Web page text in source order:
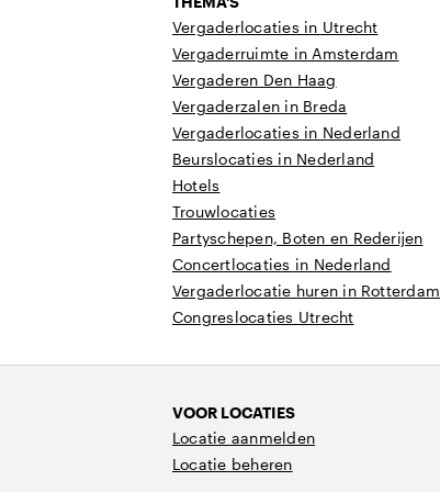
Vergaderlocaties in Utrecht
Vergaderruimte in Amsterdam
Vergaderen Den Haag
Vergaderzalen in Breda
Vergaderlocaties in Nederland
Beurslocaties in Nederland
Hotels
Trouwlocaties
Partyschepen, Boten en Rederijen
Concertlocaties in Nederland
Vergaderlocatie huren in Rotterdam
Congreslocaties Utrecht
VOOR LOCATIES
Locatie aanmelden
Locatie beheren